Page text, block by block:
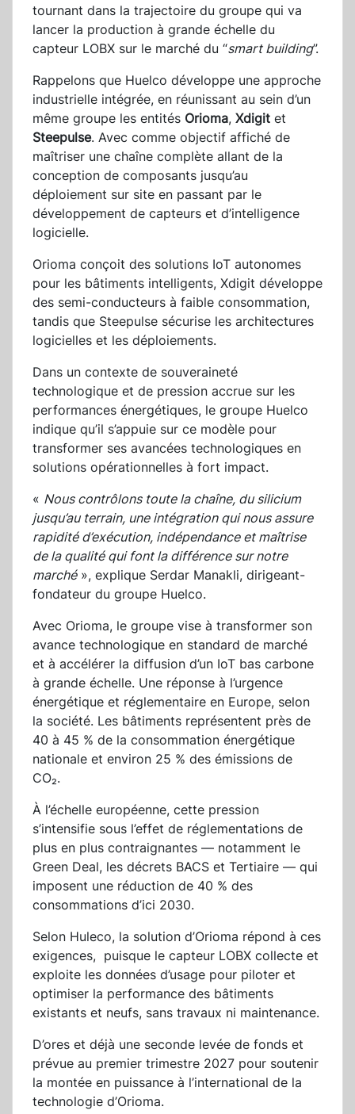
tournant dans la trajectoire du groupe qui va
lancer la production à grande échelle du
capteur LOBX sur le marché du “smart building”.
Rappelons que Huelco développe une approche
industrielle intégrée, en réunissant au sein d’un
même groupe les entités Orioma, Xdigit et
Steepulse. Avec comme objectif affiché de
maîtriser une chaîne complète allant de la
conception de composants jusqu’au
déploiement sur site en passant par le
développement de capteurs et d’intelligence
logicielle.
Orioma conçoit des solutions IoT autonomes
pour les bâtiments intelligents, Xdigit développe
des semi-conducteurs à faible consommation,
tandis que Steepulse sécurise les architectures
logicielles et les déploiements.
Dans un contexte de souveraineté
technologique et de pression accrue sur les
performances énergétiques, le groupe Huelco
indique qu’il s’appuie sur ce modèle pour
transformer ses avancées technologiques en
solutions opérationnelles à fort impact.
« Nous contrôlons toute la chaîne, du silicium
jusqu’au terrain, une intégration qui nous assure
rapidité d’exécution, indépendance et maîtrise
de la qualité qui font la différence sur notre
marché», explique Serdar Manakli, dirigeant-
fondateur du groupe Huelco.
Avec Orioma, le groupe vise à transformer son
avance technologique en standard de marché
et à accélérer la diffusion d’un IoT bas carbone
à grande échelle. Une réponse à l’urgence
énergétique et réglementaire en Europe, selon
la société. Les bâtiments représentent près de
40 à 45 % de la consommation énergétique
nationale et environ 25 % des émissions de
CO₂.
À l’échelle européenne, cette pression
s’intensifie sous l’effet de réglementations de
plus en plus contraignantes — notamment le
Green Deal, les décrets BACS et Tertiaire — qui
imposent une réduction de 40 % des
consommations d’ici 2030.
Selon Huleco, la solution d’Orioma répond à ces
exigences, puisque le capteur LOBX collecte et
exploite les données d’usage pour piloter et
optimiser la performance des bâtiments
existants et neufs, sans travaux ni maintenance.
D’ores et déjà une seconde levée de fonds et
prévue au premier trimestre 2027 pour soutenir
la montée en puissance à l’international de la
technologie d’Orioma.